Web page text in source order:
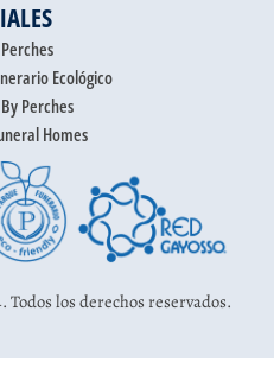
Ecológico
Perches
Homes
los derechos reservados.